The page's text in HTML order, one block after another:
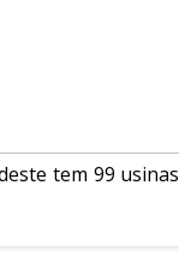
tem 99